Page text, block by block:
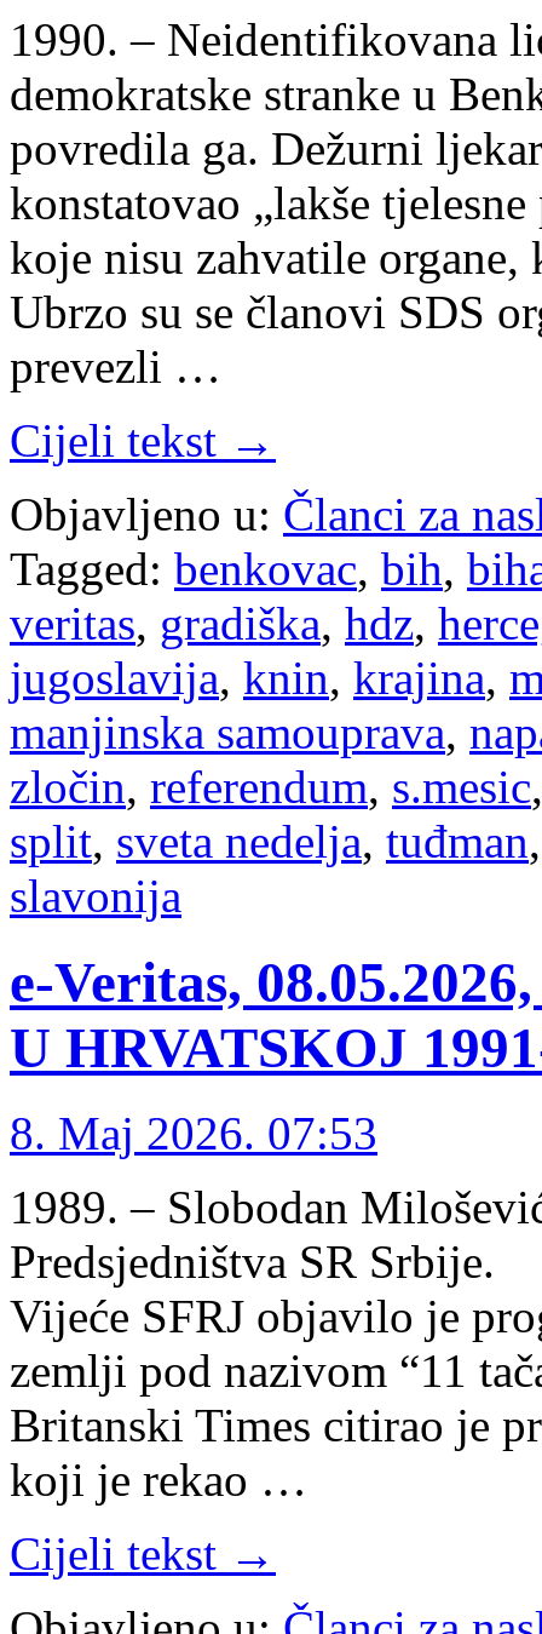
1990. – Neidentifikovana
demokratske stranke u
povredila ga. Dežurni
konstatovao „lakše
koje nisu zahvatile
Ubrzo su se članovi SDS
prevezli …
Cijeli tekst →
Objavljeno u: Članci za
Tagged: benkovac, bih,
veritas, gradiška, hdz,
jugoslavija, knin, krajina,
manjinska samouprava,
zločin, referendum, s.mesic
split, sveta nedelja, tuđman
slavonija
e-Veritas,
U HRVATSKOJ
8. Maj 2026. 07:53
1989. – Slobodan
Predsjedništva SR
Vijeće SFRJ objavilo je
zemlji pod nazivom “11
Britanski Times citirao je
koji je rekao …
Cijeli tekst →